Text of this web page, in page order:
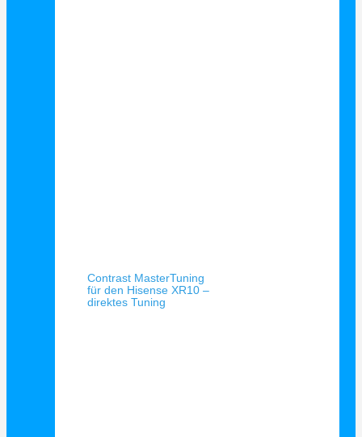
Contrast MasterTuning
für den Hisense XR10 –
direktes Tuning